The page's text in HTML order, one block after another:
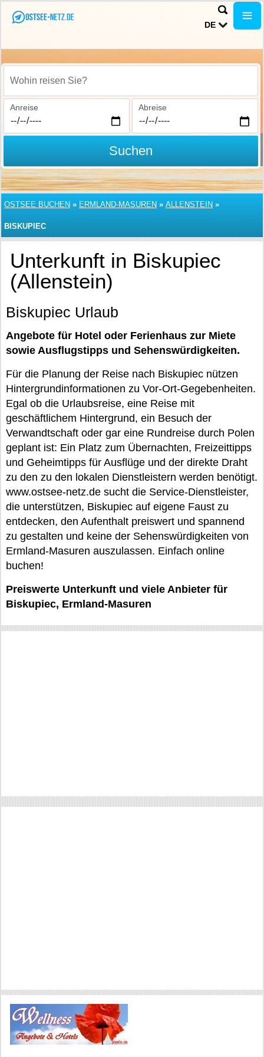
DE
Wohin reisen Sie?
Anreise Abreise
Suchen
OSTSEE BUCHEN » ERMLAND-MASUREN » ALLENSTEIN »
BISKUPIEC
Unterkunft in Biskupiec
(Allenstein)
Biskupiec Urlaub
Angebote für Hotel oder Ferienhaus zur Miete
sowie Ausflugstipps und Sehenswürdigkeiten.
Für die Planung der Reise nach Biskupiec nützen
Hintergrundinformationen zu Vor-Ort-Gegebenheiten.
Egal ob die Urlaubsreise, eine Reise mit
geschäftlichem Hintergrund, ein Besuch der
Verwandtschaft oder gar eine Rundreise durch Polen
geplant ist: Ein Platz zum Übernachten, Freizeittipps
und Geheimtipps für Ausflüge und der direkte Draht
zu den zu den lokalen Dienstleistern werden benötigt.
www.ostsee-netz.de sucht die Service-Dienstleister,
die unterstützen, Biskupiec auf eigene Faust zu
entdecken, den Aufenthalt preiswert und spannend
zu gestalten und keine der Sehenswürdigkeiten von
Ermland-Masuren auszulassen. Einfach online
buchen!
Preiswerte Unterkunft und viele Anbieter für
Biskupiec, Ermland-Masuren